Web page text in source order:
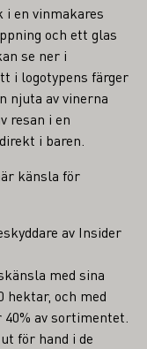
i en vinmakares
och ett glas
se ner i
i logotypens färger
njuta av vinerna
resan i en
i baren.
känsla för
av Insider
med sina
hektar, och med
av sortimentet.
för hand i de